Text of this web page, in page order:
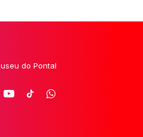
do Pontal